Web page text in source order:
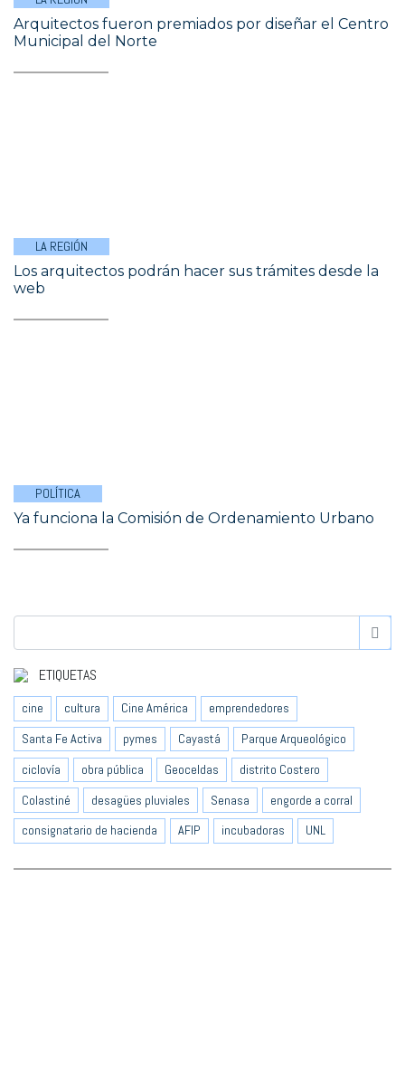
Arquitectos fueron premiados por diseñar el Centro
Municipal del Norte
LA REGIÓN
Los arquitectos podrán hacer sus trámites desde la
web
POLÍTICA
Ya funciona la Comisión de Ordenamiento Urbano
ETIQUETAS
cine cultura Cine América
emprendedores
Santa Fe Activa
pymes Cayastá
Parque Arqueológico
ciclovía
obra pública Geoceldas
distrito Costero
Colastiné
desagües pluviales Senasa
engorde a corral
consignatario de hacienda
AFIP incubadoras UNL